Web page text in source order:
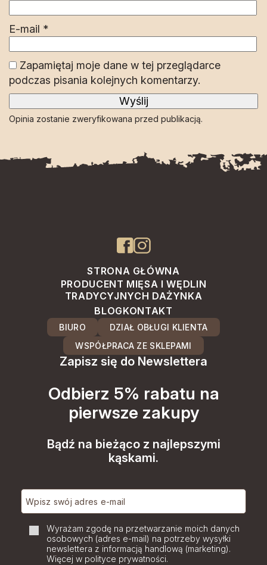
E-mail *
Zapamiętaj moje dane w tej przeglądarce
podczas pisania kolejnych komentarzy.
Opinia zostanie zweryfikowana przed publikacją.
STRONA GŁÓWNA
PRODUCENT MIĘSA I WĘDLIN
TRADYCYJNYCH DAŻYNKA
BLOGKONTAKT
BIURO
DZIAŁ OBŁUGI KLIENTA
WSPÓŁPRACA ZE SKLEPAMI
Zapisz się do Newslettera
Odbierz 5% rabatu na
pierwsze zakupy
Bądź na bieżąco z najlepszymi
kąskami.
Wyrażam zgodę na przetwarzanie moich danych
osobowych (adres e-mail) na potrzeby wysyłki
newslettera z informacją handlową (marketing).
Więcej w polityce prywatności.